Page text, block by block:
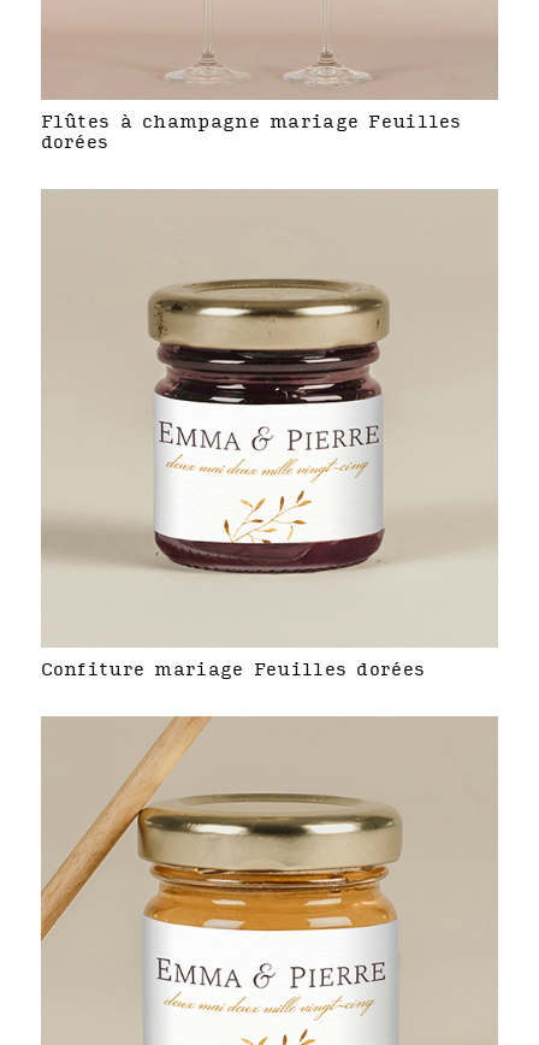
Flûtes à champagne mariage Feuilles
dorées
Confiture mariage Feuilles dorées